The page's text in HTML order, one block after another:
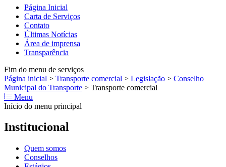
Página Inicial
Carta de Serviços
Contato
Últimas Notícias
Área de imprensa
Transparência
Fim do menu de serviços
Página inicial > Transporte comercial > Legislação > Conselho
Municipal do Transporte > Transporte comercial
Menu
Início do menu principal
Institucional
Quem somos
Conselhos